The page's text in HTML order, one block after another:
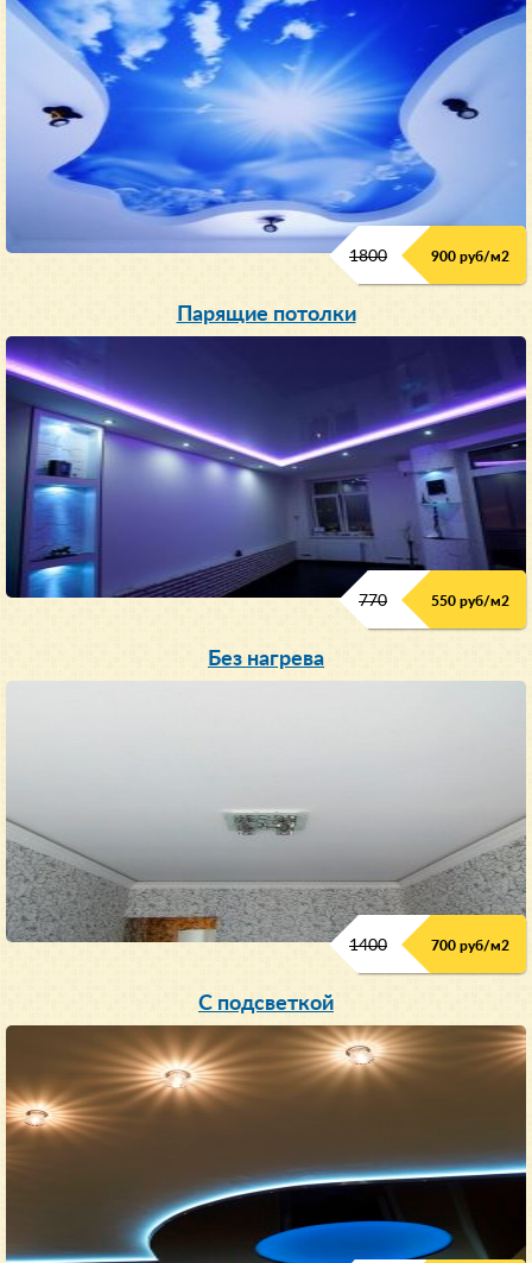
1800 900 руб/м2
Парящие потолки
770 550 руб/м2
Без нагрева
1400 700 руб/м2
С подсветкой